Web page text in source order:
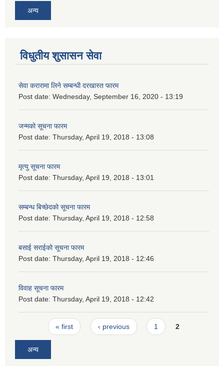
अन्य
विधुतीय शुसासन सेवा
सेवा करारामा लिने सम्बन्धी दरखास्त फारम
Post date: Wednesday, September 16, 2020 - 13:19
जन्मको सूचना फारम
Post date: Thursday, April 19, 2018 - 13:08
मृत्यु सूचना फारम
Post date: Thursday, April 19, 2018 - 13:01
सम्बन्ध बिच्छेदको सूचना फारम
Post date: Thursday, April 19, 2018 - 12:58
बसाई सराईको सूचना फारम
Post date: Thursday, April 19, 2018 - 12:46
विवाह सूचना फारम
Post date: Thursday, April 19, 2018 - 12:42
Pages« first ‹ previous 1 2
अन्य